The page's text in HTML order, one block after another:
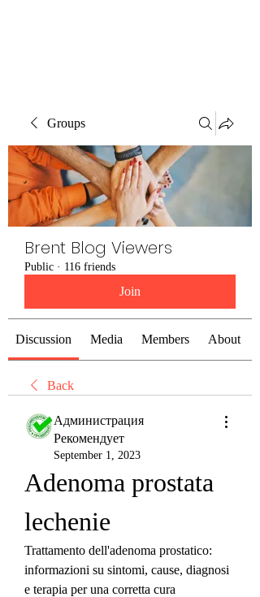
Groups
Brent Blog Viewers
Public · 116 friends
Join
Discussion Media Members About
Back
Администрация
Рекомендует
September 1, 2023
Adenoma prostata
lechenie
Trattamento dell'adenoma prostatico:
informazioni su sintomi, cause, diagnosi
e terapia per una corretta cura